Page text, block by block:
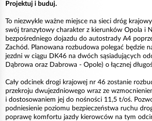
Projektuj i buduj.
To niezwykle ważne miejsce na sieci dróg
swój tranzytowy charakter z kierunków Opola i
bezpośredniego dojazdu do autostrady A4
Zachód. Planowana rozbudowa polegać będzie
jezdni w ciągu DK46 na dwóch sąsiadujących
Dąbrowa oraz Dabrowa - Opole) o łącznej
Cały odcinek drogi krajowej nr 46 zostanie
przekroju dwujezdniowego wraz ze
i dostosowaniem jej do nośności 11,5 t/oś.
podniesienie poziomu bezpieczeństwa ruchu
poprawę komfortu jazdy kierowców na tym